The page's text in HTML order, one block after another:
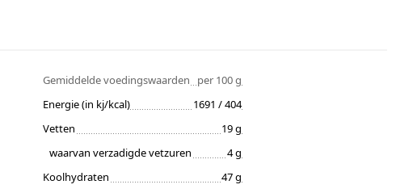
Gemiddelde voedingswaarden
per 100 g
Energie (in kj/kcal)
1691 / 404
Vetten
19 g
waarvan verzadigde vetzuren
4 g
Koolhydraten
47 g